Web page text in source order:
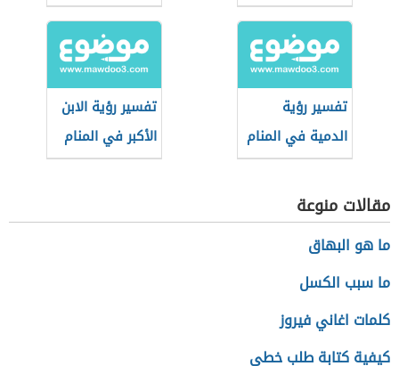
تفسير رؤية
الدمية في المنام
تفسير رؤية الابن
الأكبر في المنام
مقالات منوعة
ما هو البهاق
ما سبب الكسل
كلمات اغاني فيروز
كيفية كتابة طلب خطي